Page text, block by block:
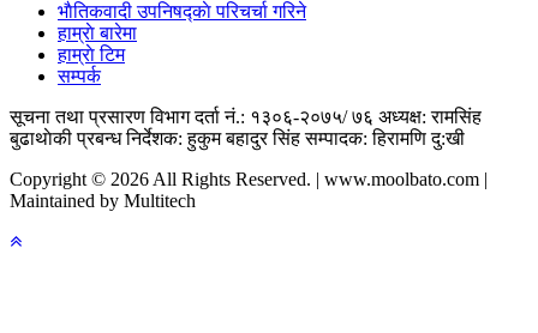
भाैतिकवादी उपनिषद्काे परिचर्चा गरिने
हाम्राे बारेमा
हाम्राे टिम
सम्पर्क
सूचना तथा प्रसारण विभाग दर्ता नं.: १३०६-२०७५/ ७६ अध्यक्ष: रामसिंह
बुढाथाेकी प्रबन्ध निर्देशक: हुकुम बहादुर सिंह सम्पादक: हिरामणि दु:खी
Copyright © 2026 All Rights Reserved. | www.moolbato.com |
Maintained by Multitech